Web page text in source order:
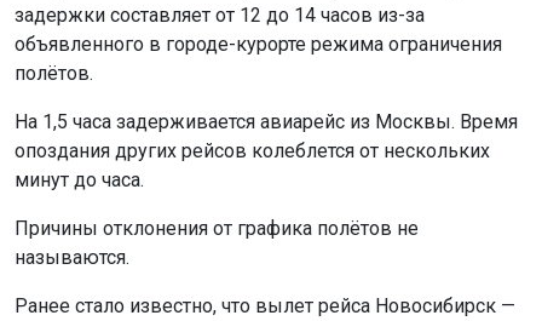
задержки составляет от 12 до 14 часов из-за
объявленного в городе-курорте режима ограничения
полётов.
На 1,5 часа задерживается авиарейс из Москвы. Время
опоздания других рейсов колеблется от нескольких
минут до часа.
Причины отклонения от графика полётов не
называются.
Ранее стало известно, что вылет рейса Новосибирск —